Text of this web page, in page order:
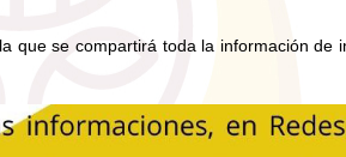
que se compartirá toda la información de